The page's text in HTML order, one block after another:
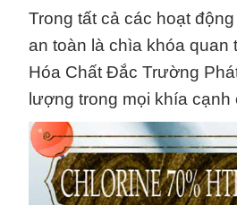
Trong tất cả các hoạt
an toàn là chìa khóa quan
Hóa Chất Đắc Trường
lượng trong mọi khía